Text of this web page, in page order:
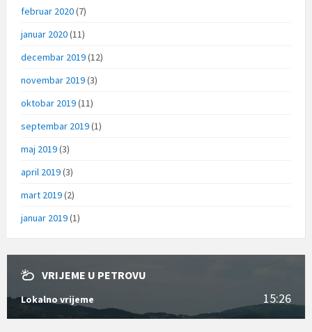
februar 2020(7)
januar 2020(11)
decembar 2019(12)
novembar 2019(3)
oktobar 2019(11)
septembar 2019(1)
maj 2019(3)
april 2019(3)
mart 2019(2)
januar 2019(1)
VRIJEME U PETROVU
Lokalno vrijeme 15:26